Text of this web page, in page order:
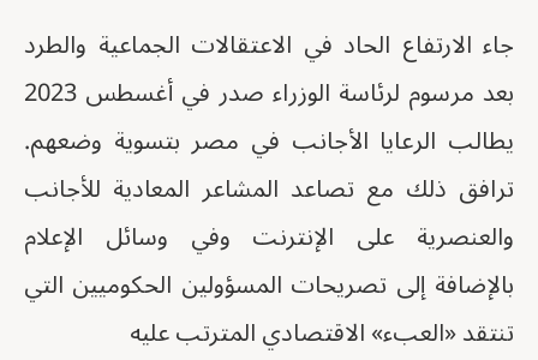
جاء الارتفاع الحاد في الاعتقالات الجماعية والطرد
بعد مرسوم لرئاسة الوزراء صدر في أغسطس 2023
يطالب الرعايا الأجانب في مصر بتسوية وضعهم.
ترافق ذلك مع تصاعد المشاعر المعادية للأجانب
والعنصرية على الإنترنت وفي وسائل الإعلام
بالإضافة إلى تصريحات المسؤولين الحكوميين التي
تنتقد «العبء» الاقتصادي المترتب عليه